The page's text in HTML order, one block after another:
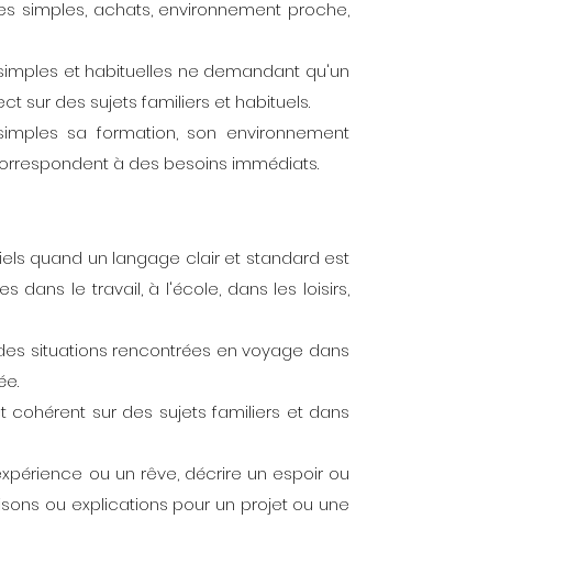
simples, achats, environnement proche,
et habituelles ne demandant qu'un
sur des sujets familiers et habituels.
sa formation, son environnement
à des besoins immédiats.
quand un langage clair et standard est
dans le travail, à l'école, dans les loisirs,
situations rencontrées en voyage dans
cohérent sur des sujets familiers et dans
ou un rêve, décrire un espoir ou
ou explications pour un projet ou une